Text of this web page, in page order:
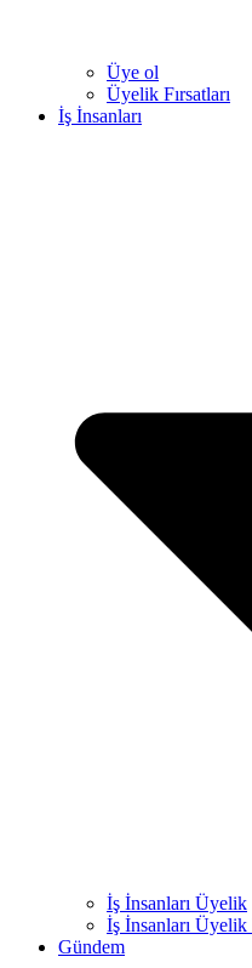
Üye ol
Üyelik Fırsatları
İş İnsanları
İş İnsanları Üyelik
İş İnsanları Üyelik
Gündem